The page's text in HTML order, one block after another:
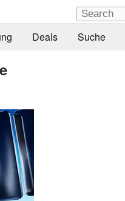
Deals Suche